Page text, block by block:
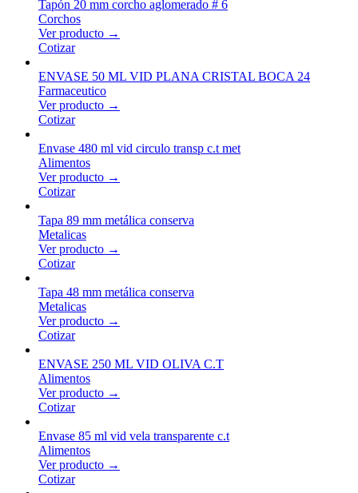
Tapón 20 mm corcho aglomerado # 6
Corchos
Ver producto →
Cotizar
ENVASE 50 ML VID PLANA CRISTAL BOCA 24
Farmaceutico
Ver producto →
Cotizar
Envase 480 ml vid circulo transp c.t met
Alimentos
Ver producto →
Cotizar
Tapa 89 mm metálica conserva
Metalicas
Ver producto →
Cotizar
Tapa 48 mm metálica conserva
Metalicas
Ver producto →
Cotizar
ENVASE 250 ML VID OLIVA C.T
Alimentos
Ver producto →
Cotizar
Envase 85 ml vid vela transparente c.t
Alimentos
Ver producto →
Cotizar